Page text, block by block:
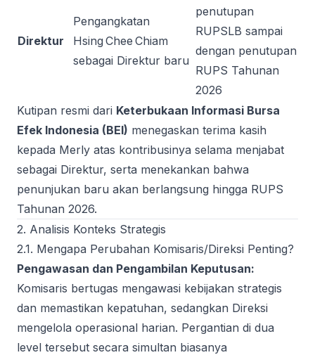
Direktur
Pengangkatan
Hsing Chee Chiam
sebagai Direktur baru
penutupan
RUPSLB sampai
dengan penutupan
RUPS Tahunan
2026
Kutipan resmi dari Keterbukaan Informasi Bursa
Efek Indonesia (BEI) menegaskan terima kasih
kepada Merly atas kontribusinya selama menjabat
sebagai Direktur, serta menekankan bahwa
penunjukan baru akan berlangsung hingga RUPS
Tahunan 2026.
2. Analisis Konteks Strategis
2.1. Mengapa Perubahan Komisaris/Direksi Penting?
Pengawasan dan Pengambilan Keputusan:
Komisaris bertugas mengawasi kebijakan strategis
dan memastikan kepatuhan, sedangkan Direksi
mengelola operasional harian. Pergantian di dua
level tersebut secara simultan biasanya